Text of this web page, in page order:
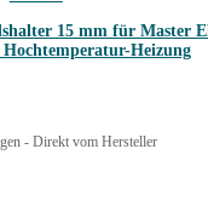
15 mm für Master
Heizung
- Direkt vom Hersteller